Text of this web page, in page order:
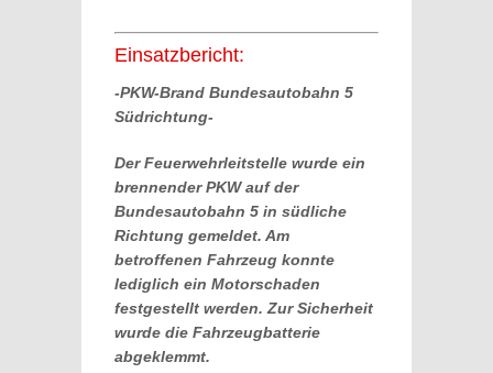
Einsatzbericht:
-PKW-Brand Bundesautobahn 5
Südrichtung-
Der Feuerwehrleitstelle wurde ein
brennender PKW auf der
Bundesautobahn 5 in südliche
Richtung gemeldet. Am
betroffenen Fahrzeug konnte
lediglich ein Motorschaden
festgestellt werden. Zur Sicherheit
wurde die Fahrzeugbatterie
abgeklemmt.